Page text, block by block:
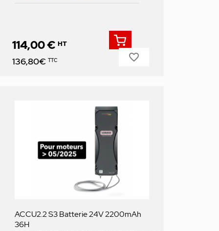
Prix
114,00 € HT
136,80€ TTC favorite_border
ACCU2.2 S3 Batterie 24V 2200mAh
36H